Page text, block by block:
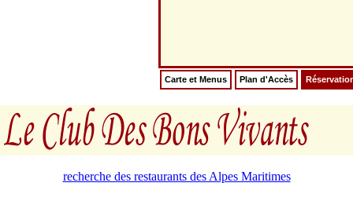
Carte et Menus Plan d'Accès
recherche des restaurants des Alpes Maritimes